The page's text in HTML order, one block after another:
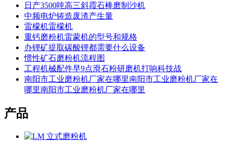
日产3500吨高三斜霞石棒磨制沙机
中频电炉铸造废渣产生量
雷檬机雷檬机
重钙磨粉机雷蒙机的型号和规格
办锂矿提取碳酸锂都需要什么设备
惯性矿石磨粉机流程图
工程机械配件早9点滑石粉研磨机打响科技战
南阳市工业磨粉机厂家在哪里南阳市工业磨粉机厂家在
哪里南阳市工业磨粉机厂家在哪里
产品